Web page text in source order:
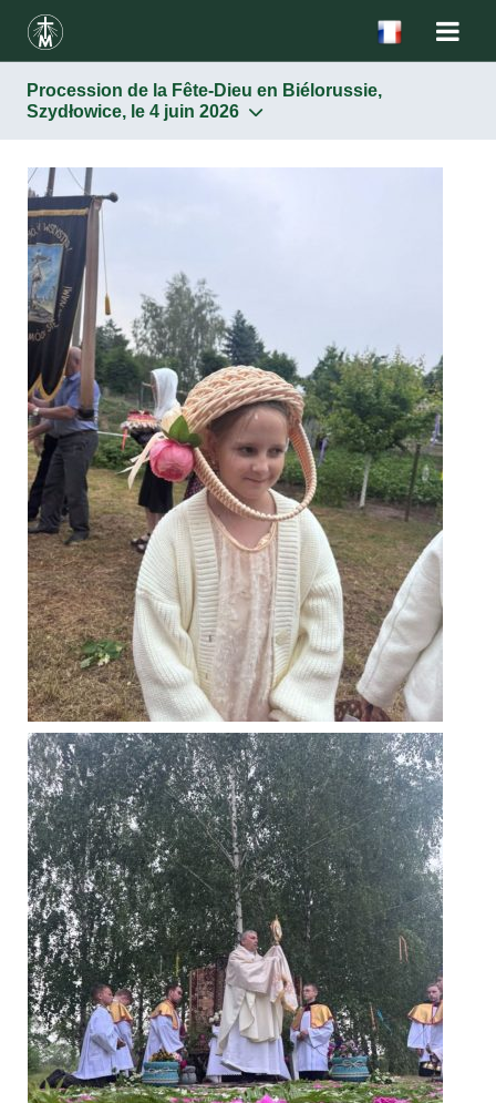
Procession de la Fête-Dieu en Biélorussie,
Szydłowice, le 4 juin 2026